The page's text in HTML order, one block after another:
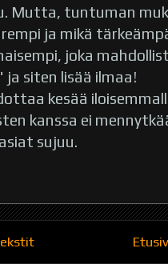
Mutta, tuntuman
ja mikä
joka
ja siten lisää ilmaa!
kesää
kanssa ei
sujuu.